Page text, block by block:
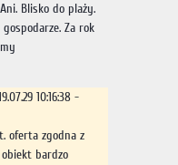
Blisko do plaży.
Za rok
10:16:38 -
oferta zgodna z
obiekt bardzo